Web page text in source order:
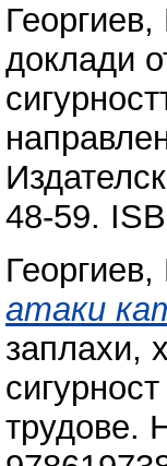
доклади
48-59.
атаки
заплахи,
трудове.